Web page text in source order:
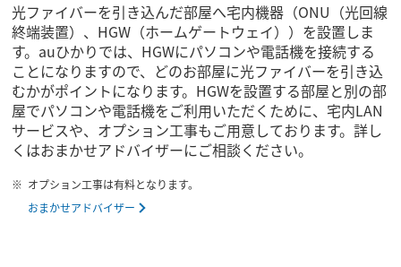
光ファイバーを引き込んだ部屋へ宅内機器（ONU（光回線
終端装置）、HGW（ホームゲートウェイ））を設置しま
す。auひかりでは、HGWにパソコンや電話機を接続する
ことになりますので、どのお部屋に光ファイバーを引き込
むかがポイントになります。HGWを設置する部屋と別の部
屋でパソコンや電話機をご利用いただくために、宅内LAN
サービスや、オプション工事もご用意しております。詳し
くはおまかせアドバイザーにご相談ください。
オプション工事は有料となります。
おまかせアドバイザー